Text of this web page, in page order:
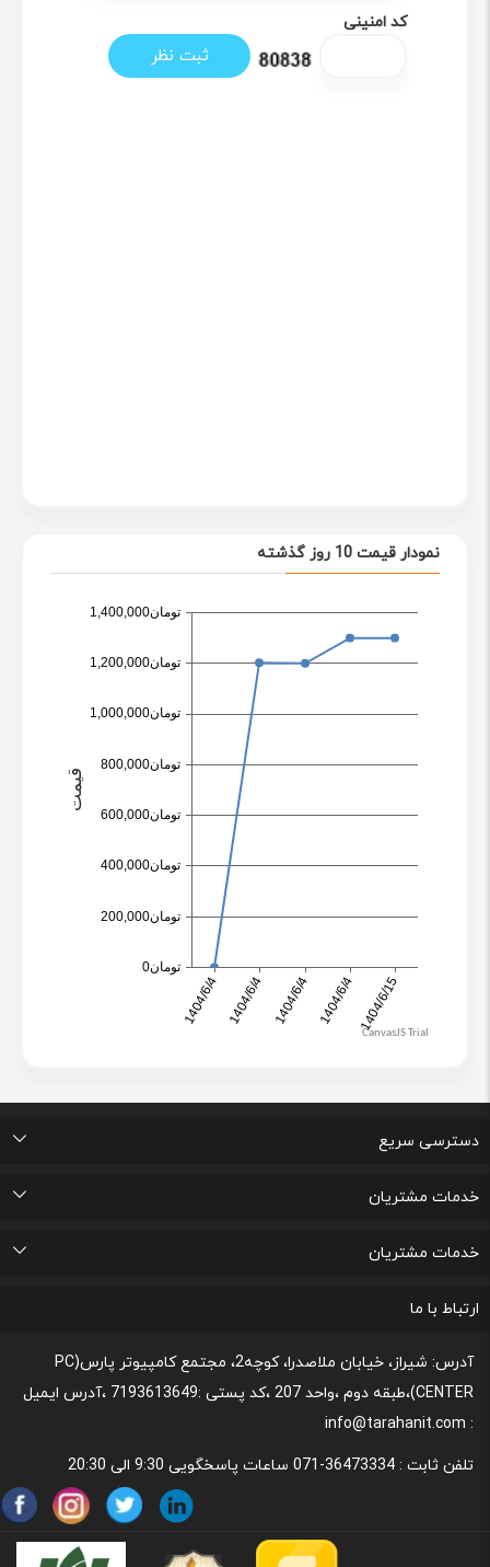
کد امنینی
نمودار قیمت 10 روز گذشته
دسترسی سریع
تماس با ما
درباره ما
پرسشهای متداول
اتاق خبر
خدمات مشتریان
قوانین و مقررات مربوط به رعایت حریم شخصی
پیگیری خرید و مدت زمان تحویل
لیست علاقه مندی های من
پشتیبانی و ثبت شکایات مصرف کنندگان
خدمات مشتریان
رونداسترداد وجه
روند مرجوعي كالا و نحوه فسخ خدمات
قوانین و مقررات،نحوه ی پرداخت و شیوه ی ارسال
نحوه پشتیبانی و خدمات پس از فروش
ارتباط با ما
آدرس: شیراز، خیابان ملاصدرا، کوچه2، مجتمع کامپیوتر پارس(PC
CENTER)،طبقه دوم ،واحد 207 ،کد پستی :7193613649 ،آدرس ایمیل
: info@tarahanit.com
تلفن ثابت : 36473334-071 ساعات پاسخگویی 9:30 الی 20:30